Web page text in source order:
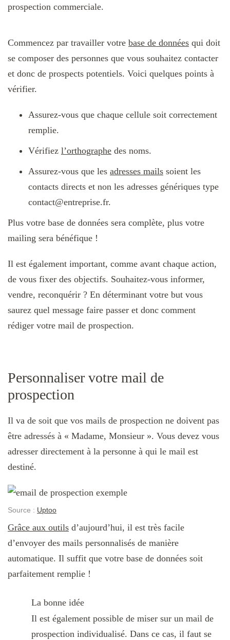
prospection commerciale.
Commencez par travailler votre base de données qui doit
se composer des personnes que vous souhaitez contacter
et donc de prospects potentiels. Voici quelques points à
vérifier.
Assurez-vous que chaque cellule soit correctement
remplie.
Vérifiez l’orthographe des noms.
Assurez-vous que les adresses mails soient les
contacts directs et non les adresses génériques type
contact@entreprise.fr.
Plus votre base de données sera complète, plus votre
mailing sera bénéfique !
Il est également important, comme avant chaque action,
de vous fixer des objectifs. Souhaitez-vous informer,
vendre, reconquérir ? En déterminant votre but vous
saurez quel message faire passer et donc comment
rédiger votre mail de prospection.
Personnaliser votre mail de
prospection
Il va de soit que vos mails de prospection ne doivent pas
être adressés à « Madame, Monsieur ». Vous devez vous
adresser directement à la personne à qui le mail est
destiné.
Source : Uptoo
Grâce aux outils d’aujourd’hui, il est très facile
d’envoyer des mails personnalisés de manière
automatique. Il suffit que votre base de données soit
parfaitement remplie !
La bonne idée
Il est également possible de miser sur un mail de
prospection individualisé. Dans ce cas, il faut se